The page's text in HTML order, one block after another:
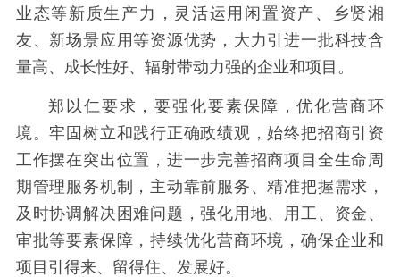
业态等新质生产力，灵活运用闲置资产、乡贤湘
友、新场景应用等资源优势，大力引进一批科技含
量高、成长性好、辐射带动力强的企业和项目。
郑以仁要求，要强化要素保障，优化营商环
境。牢固树立和践行正确政绩观，始终把招商引资
工作摆在突出位置，进一步完善招商项目全生命周
期管理服务机制，主动靠前服务、精准把握需求，
及时协调解决困难问题，强化用地、用工、资金、
审批等要素保障，持续优化营商环境，确保企业和
项目引得来、留得住、发展好。